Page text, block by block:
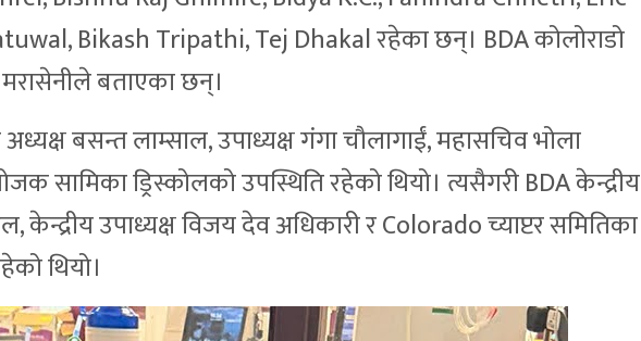
Bikash Tripathi, Tej Dhakal रहेका छन्। BDA कोलोराडो
मरासेनीले बताएका छन्।
बसन्त लाम्साल, उपाध्यक्ष गंगा चौलागाईं, महासचिव भोला
सामिका ड्रिस्कोलको उपस्थिति रहेको थियो। त्यसैगरी BDA केन्द्रीय
केन्द्रीय उपाध्यक्ष विजय देव अधिकारी र Colorado च्याप्टर समितिका
थियो।